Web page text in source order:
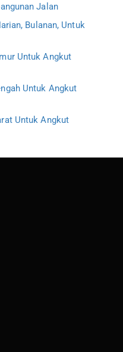
Jalan
Bulanan, Untuk
Untuk Angkut
Untuk Angkut
Untuk Angkut